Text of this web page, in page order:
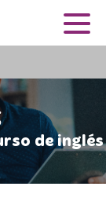
de inglés